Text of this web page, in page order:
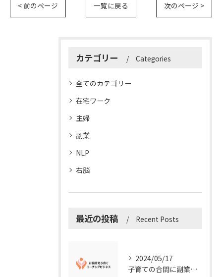
< 前のページ 一覧に戻る 次のページ >
カテゴリー Categories
全てのカテゴリー
在宅ワーク
主婦
副業
NLP
右脳
最近の投稿 Recent Posts
2024/05/17
子育ての合間に副業コーチングで収入アップ！右脳開発子育てコーチングビジネスの可能性とは？